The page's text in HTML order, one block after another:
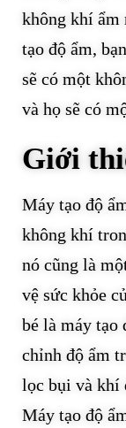
không khí ẩm
tạo độ ẩm,
sẽ có một
và họ sẽ có
Giới
Máy tạo độ
không khí
nó cũng là
vệ sức khỏe
bé là máy tạo
chỉnh độ ẩm
lọc bụi và khí
Máy tạo độ